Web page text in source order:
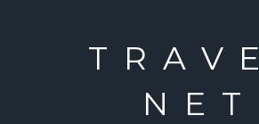
NET